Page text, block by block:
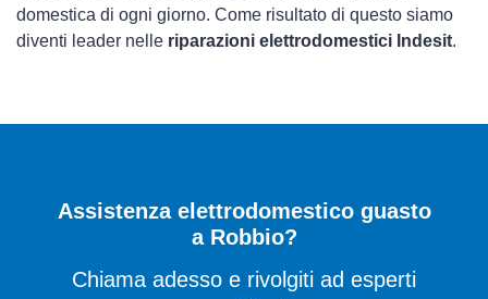
domestica di ogni giorno. Come risultato di questo siamo
diventi leader nelle riparazioni elettrodomestici Indesit.
Assistenza elettrodomestico guasto
a Robbio?
Chiama adesso e rivolgiti ad esperti